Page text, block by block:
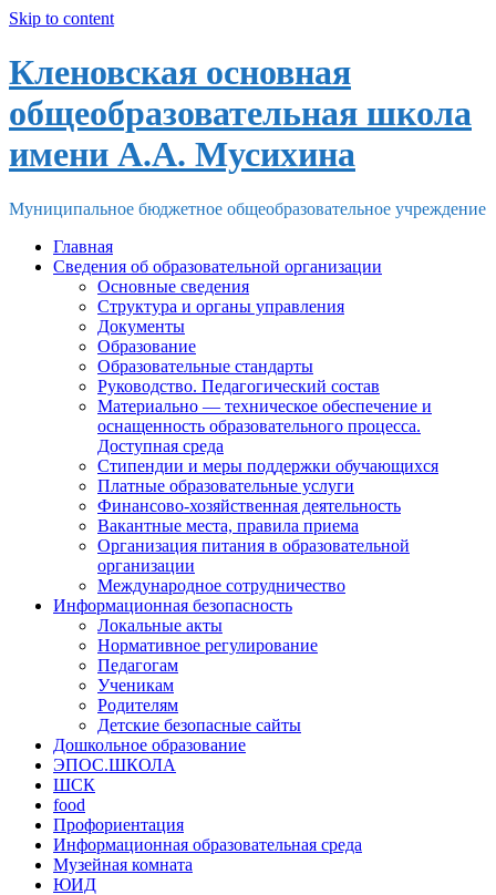
Skip to content
Кленовская основная
общеобразовательная школа
имени А.А. Мусихина
Муниципальное бюджетное общеобразовательное учреждение
Главная
Сведения об образовательной организации
Основные сведения
Структура и органы управления
Документы
Образование
Образовательные стандарты
Руководство. Педагогический состав
Материально — техническое обеспечение и
оснащенность образовательного процесса.
Доступная среда
Стипендии и меры поддержки обучающихся
Платные образовательные услуги
Финансово-хозяйственная деятельность
Вакантные места, правила приема
Организация питания в образовательной
организации
Международное сотрудничество
Информационная безопасность
Локальные акты
Нормативное регулирование
Педагогам
Ученикам
Родителям
Детские безопасные сайты
Дошкольное образование
ЭПОС.ШКОЛА
ШСК
food
Профориентация
Информационная образовательная среда
Музейная комната
ЮИД